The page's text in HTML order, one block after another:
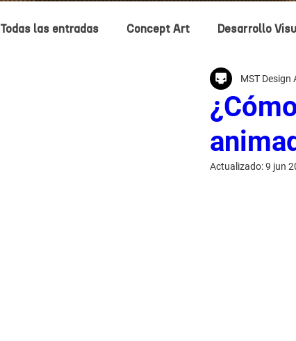
Todas las entradas Concept Art Desarrollo
Animación
Ilustración
MST Design
Actualizado:9 jun